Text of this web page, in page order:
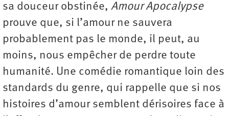
sa douceur obstinée, Amour Apocalypse
prouve que, si l’amour ne sauvera
probablement pas le monde, il peut, au
moins, nous empêcher de perdre toute
humanité. Une comédie romantique loin des
standards du genre, qui rappelle que si nos
histoires d’amour semblent dérisoires face à